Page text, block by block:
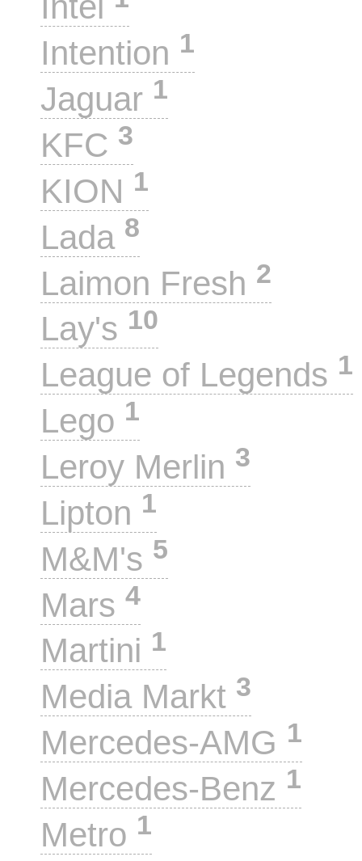
Intention 1
Jaguar 1
KFC 3
KION 1
Lada 8
Laimon Fresh 2
Lay's 10
League of Legends 1
Lego 1
Leroy Merlin 3
Lipton 1
M&M's 5
Mars 4
Martini 1
Media Markt 3
Mercedes-AMG 1
Mercedes-Benz 1
Metro 1